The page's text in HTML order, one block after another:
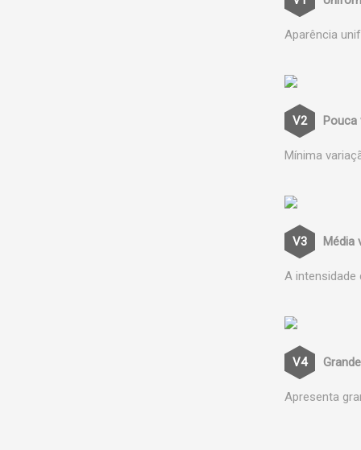
Aparência
Pouca
Mínima
Média
A intensidade
Apresenta